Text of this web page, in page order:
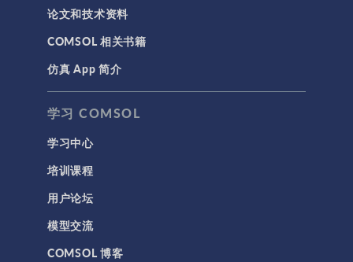
论文和技术资料
COMSOL 相关书籍
仿真 App 简介
学习 COMSOL
学习中心
培训课程
用户论坛
模型交流
COMSOL 博客